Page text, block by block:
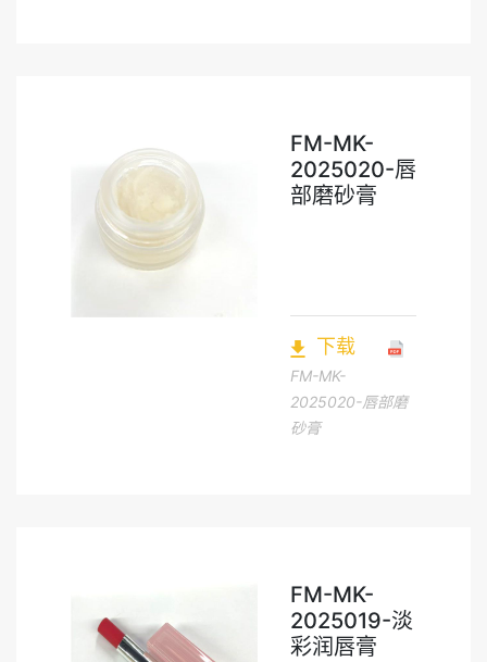
FM-MK-
2025020-唇
部磨砂膏
下载
FM-MK-
2025020-唇部磨
砂膏
FM-MK-
2025019-淡
彩润唇膏